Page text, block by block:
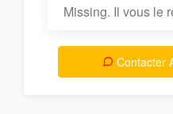
Missing. Il vous le
Contacter